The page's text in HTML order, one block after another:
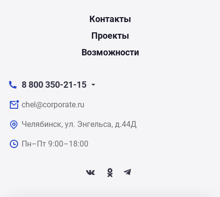
Контакты
Проекты
Возможности
8 800 350-21-15
chel@corporate.ru
Челябинск, ул. Энгельса, д.44Д
Пн–Пт 9:00–18:00